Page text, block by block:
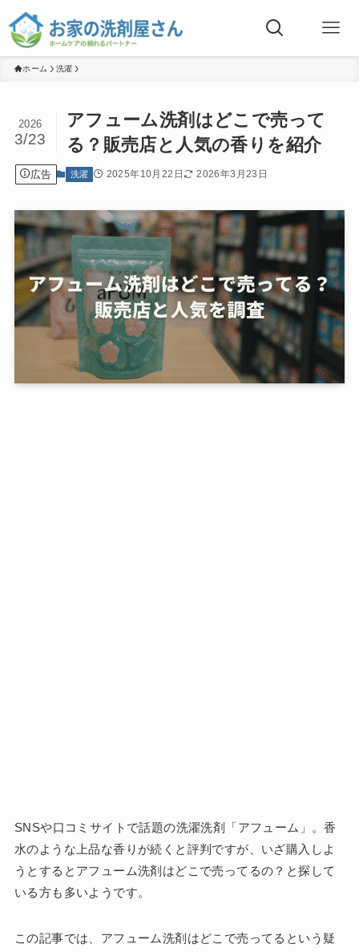
ホーム 洗濯
アフューム洗剤はどこで売って
る？販売店と人気の香りを紹介
2026
3/23
広告 洗濯 2025年10月22日 2026年3月23日
SNSや口コミサイトで話題の洗濯洗剤「アフューム」。香
水のような上品な香りが続くと評判ですが、いざ購入しよ
うとするとアフューム洗剤はどこで売ってるの？と探して
いる方も多いようです。
この記事では、アフューム洗剤はどこで売ってるという疑